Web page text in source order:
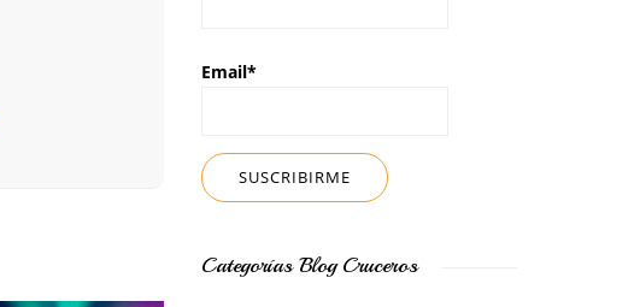
Email*
Categorías Blog Cruceros